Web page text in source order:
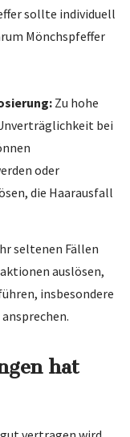
sollte individuell
Mönchspfeffer
Zu hohe
bei
oder
die Haarausfall
seltenen Fällen
auslösen,
insbesondere
hat